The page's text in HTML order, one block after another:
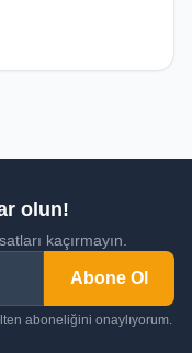
olun!
kaçırmayın.
Abone Ol
aboneliğini onaylıyorum.